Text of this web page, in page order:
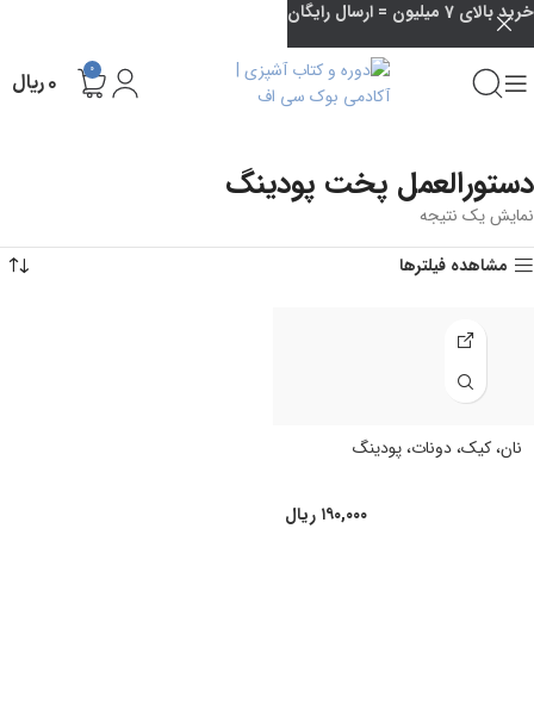
0 ۰ریال
دستورالعمل پخت پودینگ
نمایش یک نتیجه
مشاهده فیلترها
نان، کیک، دونات، پودینگ
۱۹۰,۰۰۰ ریال
خرید بالای 7 میلیون = ارسال رایگان